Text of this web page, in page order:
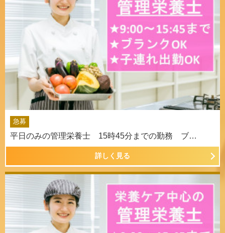
急募
平日のみの管理栄養士 15時45分までの勤務 ブ…
詳しく見る